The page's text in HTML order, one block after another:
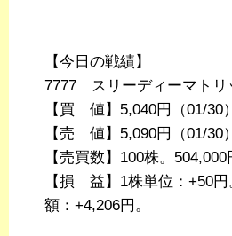
【今日の戦績】
7777 スリーディーマトリ
【買 値】5,040円（01/30）
【売 値】5,090円（01/30）
【売買数】100株。504,000
【損 益】1株単位：+50
額：+4,206円。